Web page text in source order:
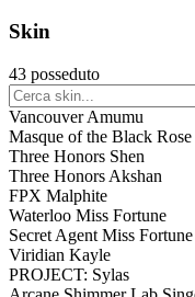
Teemo
Tristana
Nunu & Willump
Miss Fortune
Ashe
Tryndamere
Jax
Morgana
Zilean
Singed
Evelynn
Twitch
Karthus
Skin
43 posseduto
Vancouver Amumu
Masque of the Black
Three Honors Shen
Three Honors Akshan
FPX Malphite
Waterloo Miss Fortune
Secret Agent Miss Fortune
Viridian Kayle
PROJECT: Sylas